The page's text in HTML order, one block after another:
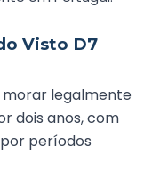
Visto D7
legalmente
dois anos, com
períodos